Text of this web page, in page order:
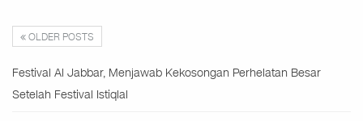
OLDER POSTS
Festival Al Jabbar, Menjawab Kekosongan Perhelatan Besar
Setelah Festival Istiqlal